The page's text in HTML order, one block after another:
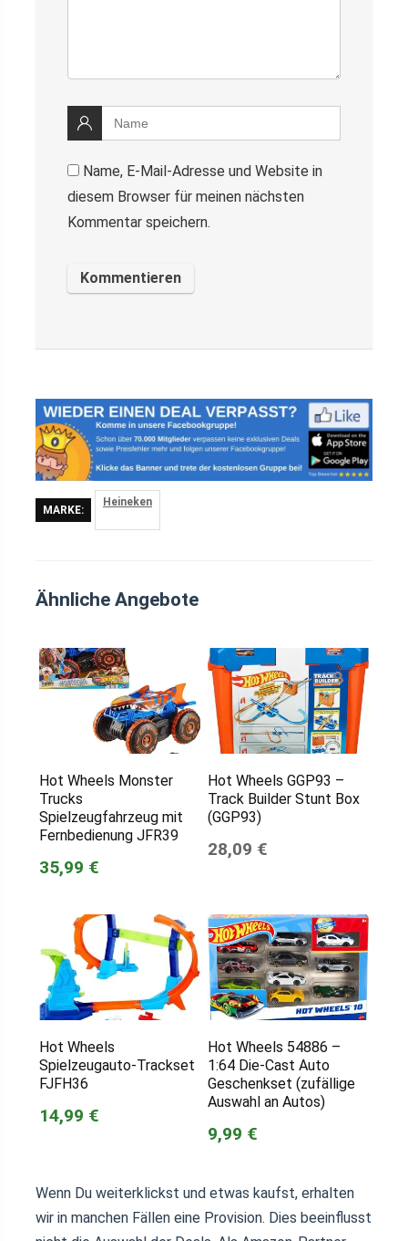
Name, E-Mail-Adresse und Website in
diesem Browser für meinen nächsten
Kommentar speichern.
MARKE:
Heineken
Ähnliche Angebote
Hot Wheels Monster
Trucks
Spielzeugfahrzeug mit
Fernbedienung JFR39
35,99 €
Hot Wheels GGP93 –
Track Builder Stunt Box
(GGP93)
28,09 €
Hot Wheels
Spielzeugauto-Trackset
FJFH36
14,99 €
Hot Wheels 54886 –
1:64 Die-Cast Auto
Geschenkset (zufällige
Auswahl an Autos)
9,99 €
Wenn Du weiterklickst und etwas kaufst, erhalten
wir in manchen Fällen eine Provision. Dies beeinflusst